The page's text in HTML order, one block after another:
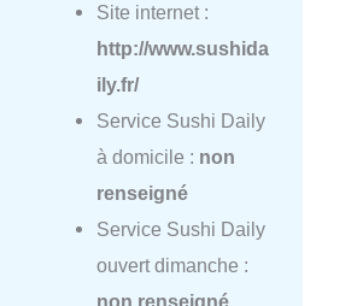
Site internet :
http://www.sushida
ily.fr/
Service Sushi Daily
à domicile : non
renseigné
Service Sushi Daily
ouvert dimanche :
non renseigné